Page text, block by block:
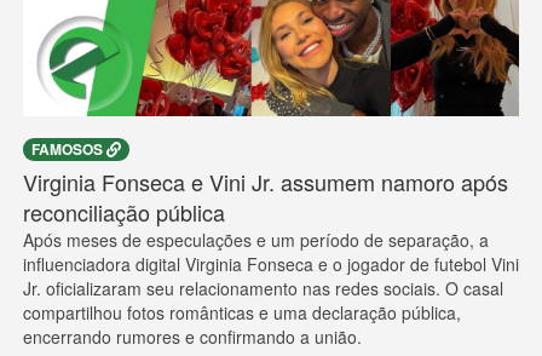
FAMOSOS
Virginia Fonseca e Vini Jr. assumem namoro após
reconciliação pública
Após meses de especulações e um período de separação, a
influenciadora digital Virginia Fonseca e o jogador de futebol Vini
Jr. oficializaram seu relacionamento nas redes sociais. O casal
compartilhou fotos românticas e uma declaração pública,
encerrando rumores e confirmando a união.